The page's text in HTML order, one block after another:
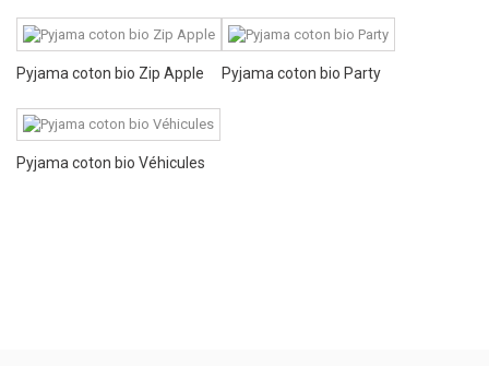
Pyjama coton bio Zip Apple Pyjama coton bio Party
Pyjama coton bio Véhicules